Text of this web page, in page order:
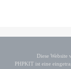
Diese
PHPKIT ist eine